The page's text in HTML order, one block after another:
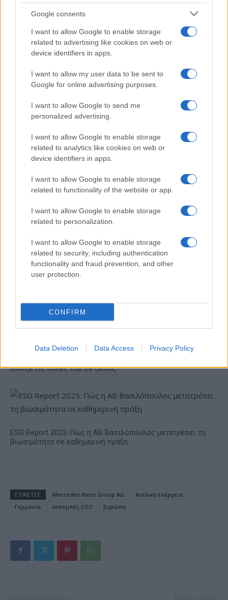
Google consents
I want to allow Google to enable storage
related to advertising like cookies on web or
device identifiers in apps.
I want to allow my user data to be sent to
Google for online advertising purposes.
I want to allow Google to send me
personalized advertising.
I want to allow Google to enable storage
related to analytics like cookies on web or
device identifiers in apps.
I want to allow Google to enable storage
related to functionality of the website or app.
I want to allow Google to enable storage
related to personalization.
I want to allow Google to enable storage
related to security, including authentication
functionality and fraud prevention, and other
user protection.
CONFIRM
Data Deletion Data Access Privacy Policy
14% ο τζίρος στο α'
εξάμηνο, στα 4,3 δισ. ευρώ
EBITDA
ΥΠΕΘΟΟ: Νέες επενδύσεις
1 δισ. ευρώ ως το 2028 για
την Ενέργεια
VW: Η δύσκολη εξίσωση
της αναδιάρθρωσης
άνοιξε τις πύλες του σε όλους
ESG Report 2025: Πώς η ΑΒ Βασιλόπουλος μετατρέπει τη
βιωσιμότητα σε καθημερινή πράξη
ΕΤΙΚΕΤΕΣ Mercedes-Benz Group AG
Αιολική ενέργεια
Γερμανία
εκπομπές CO2 Ευρώπη